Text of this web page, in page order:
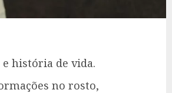
e história de vida.
no rosto,